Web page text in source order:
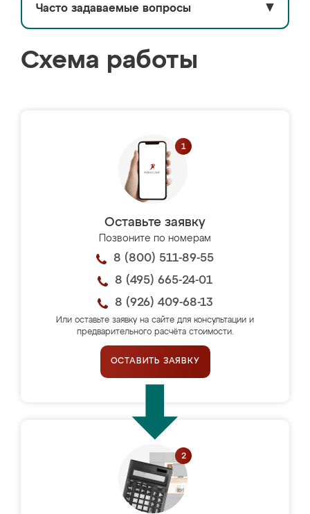
Часто задаваемые вопросы ▼
Схема работы
Оставьте заявку
Позвоните по номерам
8 (800) 511-89-55
8 (495) 665-24-01
8 (926) 409-68-13
Или оставьте заявку на сайте для консультации и
предварительного расчёта стоимости.
ОСТАВИТЬ ЗАЯВКУ